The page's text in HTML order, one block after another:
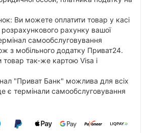
Ви можете оплатити товар у касі
рахунку вашої
самообслуговування
з мобільного додатку Приват24.
так-же картою Visa і
"Приват Банк" можлива для всіх
є термінали самообслуговування